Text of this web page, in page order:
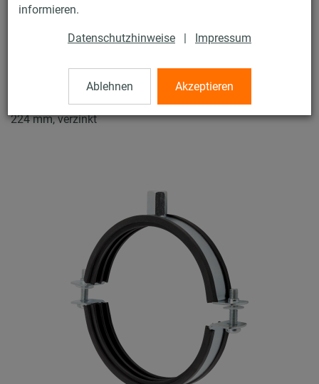
informieren.
Datenschutzhinweise | Impressum
Ablehnen Akzeptieren
Lüftungsschellen Typ S
Lüftungsschelle Typ S DÄMMGULAST® schwarz, M8/M10,
224 mm, verzinkt